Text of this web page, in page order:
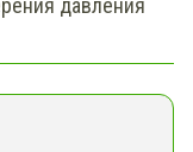
давления